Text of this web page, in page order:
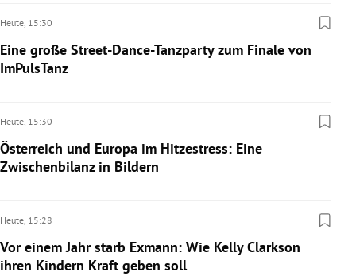
Heute, 15:30
Eine große Street-Dance-Tanzparty zum Finale von
ImPulsTanz
Heute, 15:30
Österreich und Europa im Hitzestress: Eine
Zwischenbilanz in Bildern
Heute, 15:28
Vor einem Jahr starb Exmann: Wie Kelly Clarkson
ihren Kindern Kraft geben soll